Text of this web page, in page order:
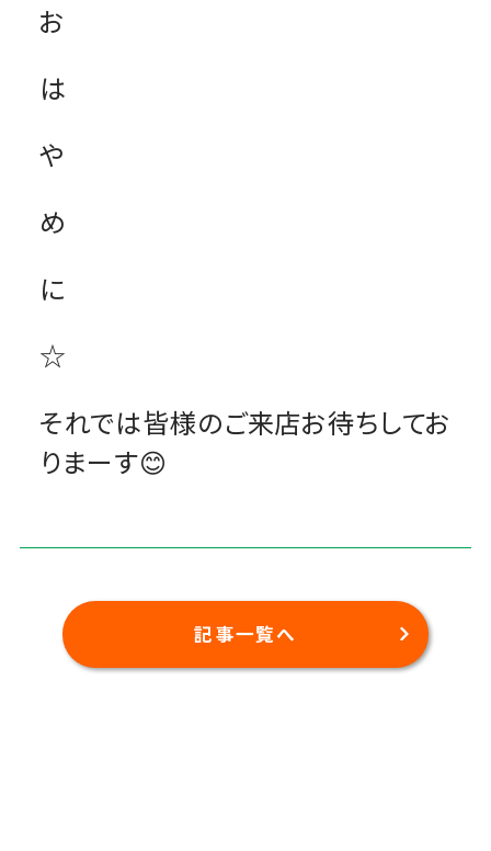
お
は
や
め
に
☆
それでは皆様のご来店お待ちしてお
りまーす😊
記事一覧へ